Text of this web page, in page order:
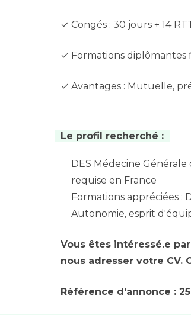
✓ Congés : 30 jours + 14
✓ Formations diplômantes
✓ Avantages : Mutuelle,
Le profil recherché :
DES Médecine
requise en France
Formations appréciées :
Autonomie, esprit
Vous êtes intéressé.e
nous adresser votre CV.
Référence d'annonce :